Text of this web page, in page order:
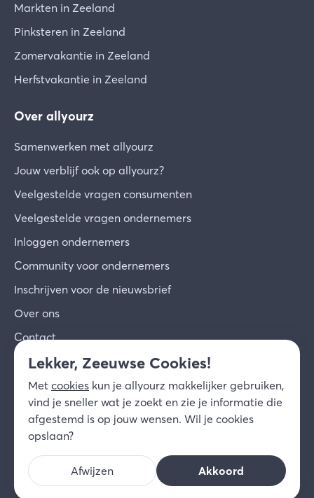
Markten in Zeeland
Pinksteren in Zeeland
Zomervakantie in Zeeland
Herfstvakantie in Zeeland
Over allyourz
Samenwerken met allyourz
Jouw verblijf ook op allyourz?
Veelgestelde vragen consumenten
Veelgestelde vragen ondernemers
Inloggen ondernemers
Community voor ondernemers
Inschrijven voor de nieuwsbrief
Over ons
Contact
© 2026 allyourz b.v.
Privacy
Cookies Disclaimer
Lekker, Zeeuwse Cookies!
Met cookies kun je allyourz makkelijker gebruiken,
vind je sneller wat je zoekt en zie je informatie die
afgestemd is op jouw wensen. Wil je cookies
opslaan?
Afwijzen Akkoord